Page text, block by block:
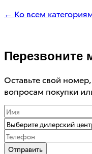
← Ко всем
Перезвоните
Оставьте свой
вопросам покупки
Отправить